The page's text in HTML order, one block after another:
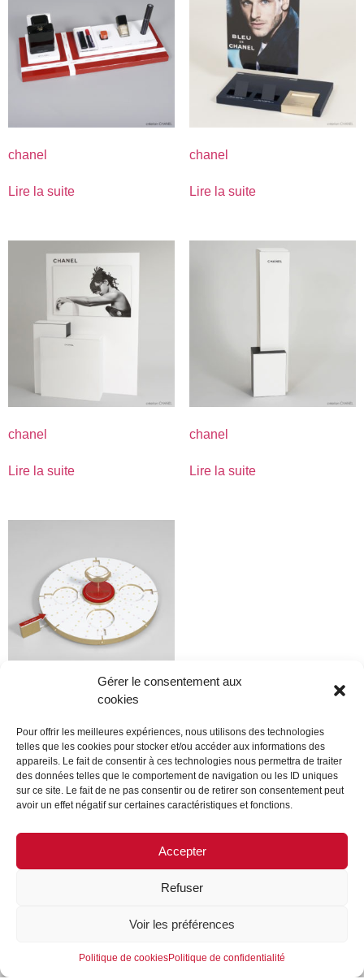
Gérer le consentement aux
cookies
Pour offrir les meilleures expériences, nous utilisons des technologies
telles que les cookies pour stocker et/ou accéder aux informations des
appareils. Le fait de consentir à ces technologies nous permettra de traiter
des données telles que le comportement de navigation ou les ID uniques
sur ce site. Le fait de ne pas consentir ou de retirer son consentement peut
avoir un effet négatif sur certaines caractéristiques et fonctions.
Accepter
Refuser
Voir les préférences
Politique de cookiesPolitique de confidentialité
chanel
Lire la suite
chanel
Lire la suite
chanel
Lire la suite
chanel
Lire la suite
Lire la suite
©FORMES & SCULPTURES. 2023